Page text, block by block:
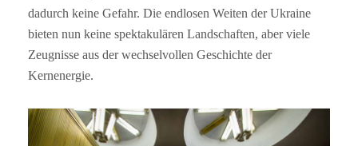
dadurch keine Gefahr. Die endlosen Weiten der Ukraine
bieten nun keine spektakulären Landschaften, aber viele
Zeugnisse aus der wechselvollen Geschichte der
Kernenergie.